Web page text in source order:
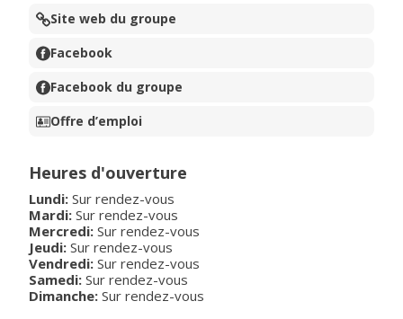
Site web du groupe
Facebook
Facebook du groupe
Offre d’emploi
Heures d'ouverture
Lundi: Sur rendez-vous
Mardi: Sur rendez-vous
Mercredi: Sur rendez-vous
Jeudi: Sur rendez-vous
Vendredi: Sur rendez-vous
Samedi: Sur rendez-vous
Dimanche: Sur rendez-vous